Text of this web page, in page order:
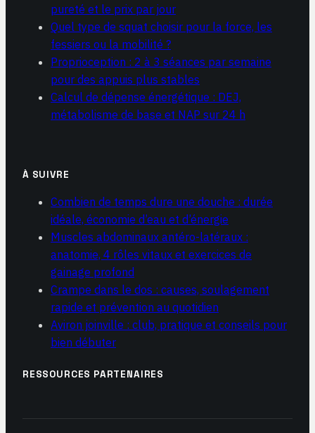
pureté et le prix par jour
Quel type de squat choisir pour la force, les
fessiers ou la mobilité ?
Proprioception : 2 à 3 séances par semaine
pour des appuis plus stables
Calcul de dépense énergétique : DEJ,
métabolisme de base et NAP sur 24 h
À SUIVRE
Combien de temps dure une douche : durée
idéale, économie d’eau et d’énergie
Muscles abdominaux antéro-latéraux :
anatomie, 4 rôles vitaux et exercices de
gainage profond
Crampe dans le dos : causes, soulagement
rapide et prévention au quotidien
Aviron joinville : club, pratique et conseils pour
bien débuter
RESSOURCES PARTENAIRES